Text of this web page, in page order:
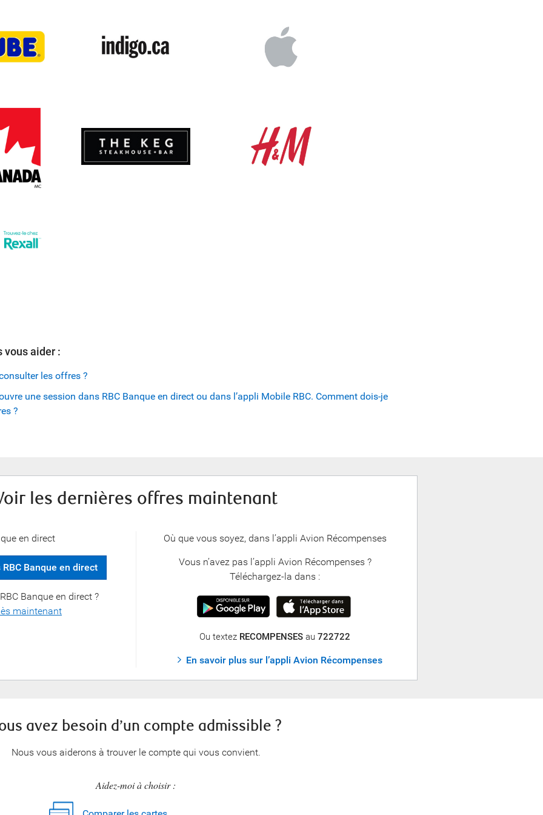
vous aider :
les offres ?
une session dans RBC Banque en direct ou dans l’appli Mobile RBC. Comment dois-je
?
les dernières offres maintenant
en direct
Banque en direct
Banque en direct ?
maintenant
Où que vous soyez, dans l’appli Avion Récompenses
Vous n’avez pas l’appli Avion Récompenses ?
Téléchargez-la dans :
Ou textez RECOMPENSES au 722722
En savoir plus sur l’appli Avion Récompenses
avez besoin d’un compte admissible ?
Nous vous aiderons à trouver le compte qui vous convient.
Aidez-moi à choisir :